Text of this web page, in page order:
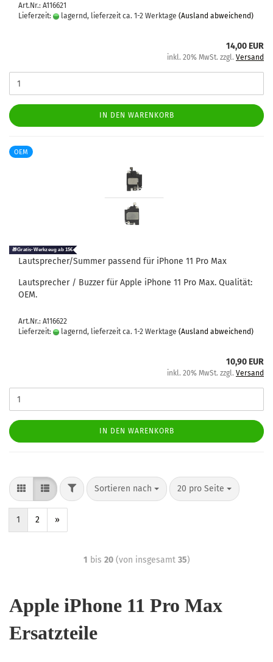
Art.Nr.: A116621
Lieferzeit:
lagernd, lieferzeit ca. 1-2 Werktage (Ausland abweichend)
14,00 EUR
inkl. 20% MwSt. zzgl. Versand
IN DEN WARENKORB
OEM
Laut­spre­cher/Sum­mer pas­send für iPho­ne 11 Pro Max
Laut­spre­cher / Buz­zer für Apple iPho­ne 11 Pro Max. Qua­li­tät:
OEM.
Art.Nr.: A116622
Lieferzeit:
lagernd, lieferzeit ca. 1-2 Werktage (Ausland abweichend)
10,90 EUR
inkl. 20% MwSt. zzgl. Versand
IN DEN WARENKORB
Sortieren nach 20 pro Seite
1 2 »
1 bis 20(von insgesamt 35)
Apple iPhone 11 Pro Max
Ersatzteile